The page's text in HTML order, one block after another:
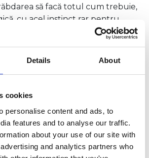
Details About
cookies
personalise content and ads, to
features and to analyse our traffic.
about your use of our site with
and analytics partners who
să facă totul cum trebuie,
cu acel instinct rar pentru
În business, e combinația
direcția în care trebuie să meargă
mai frumos și mai deștept decât
place nouă să spunem, și e mândră
a lor. O are și pe Mura, o pisică
și dolofană, care domină casa cu
care Mirela domină strategiile de